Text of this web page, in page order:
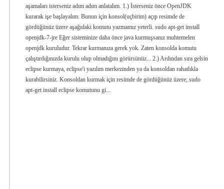
aşamaları isterseniz adım adım anlatalım. 1.) İsterseniz önce OpenJDK
kurarak işe başlayalım. Bunun için konsol(uçbirim) açıp resimde de
gördüğünüz üzere aşağıdaki komutu yazmamız yeterli. sudo apt-get install
openjdk-7-jre Eğer sisteminize daha önce java kurmuşsanız muhtemelen
openjdk kuruludur. Tekrar kurmanıza gerek yok. Zaten konsolda komutu
çalıştırdığınızda kurulu olup olmadığını görürsünüz... 2.) Ardından sıra gelsin
eclipse kurmaya, eclipse'i yazılım merkezinden ya da konsoldan rahatlıkla
kurabilirsiniz. Konsoldan kurmak için resimde de gördüğünüz üzere; sudo
apt-get install eclipse komutunu gi...